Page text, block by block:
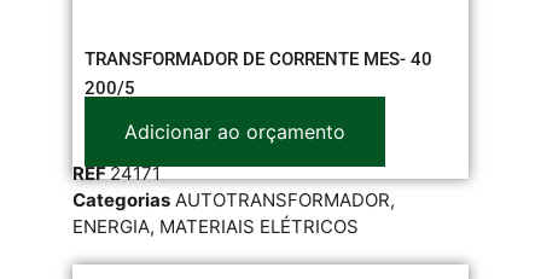
TRANSFORMADOR DE CORRENTE MES- 40
200/5
Adicionar ao orçamento
REF24171
Categorias AUTOTRANSFORMADOR,
ENERGIA, MATERIAIS ELÉTRICOS